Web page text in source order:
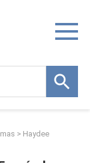
> Haydee